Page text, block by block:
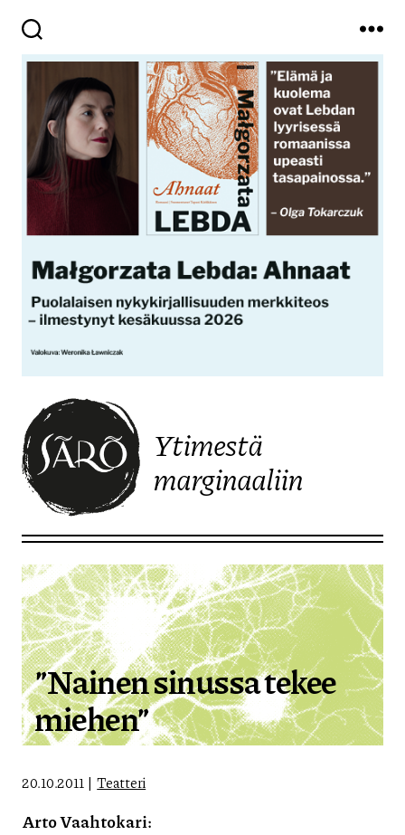
Ytimestä
marginaaliin
”Nainen sinussa tekee
miehen”
20.10.2011 Teatteri
Arto Vaahtokari: